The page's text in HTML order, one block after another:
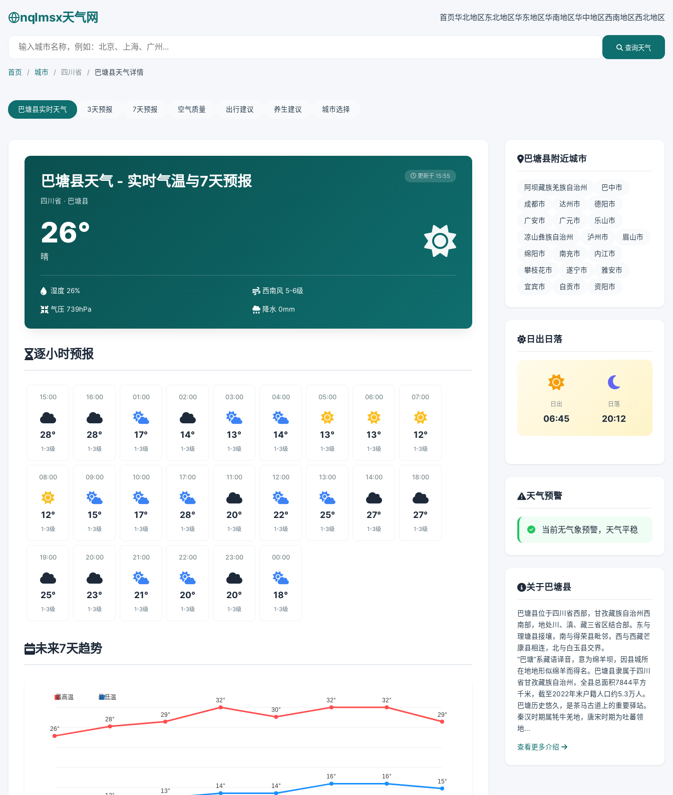
nqlmsx天气网 首页华北地区东北地区华东地区华南地区华中地区西南地区西北地区
查询天气
首页 / 城市 / 四川省 / 巴塘县天气详情
巴塘县实时天气 3天预报 7天预报 空气质量 出行建议 养生建议 城市选择
巴塘县天气 - 实时气温与7天预报
四川省 · 巴塘县
更新于 15:55
26°
晴
湿度 26% 西南风 5-6级
气压 739hPa 降水 0mm
逐小时预报
15:00
28°
1-3级
16:00
28°
1-3级
01:00
17°
1-3级
02:00
14°
1-3级
03:00
13°
1-3级
04:00
14°
1-3级
05:00
13°
1-3级
06:00
13°
1-3级
07:00
12°
1-3级
08:00
12°
1-3级
09:00
15°
1-3级
10:00
17°
1-3级
17:00
28°
1-3级
11:00
20°
1-3级
12:00
22°
1-3级
13:00
25°
1-3级
14:00
27°
1-3级
18:00
27°
1-3级
19:00
25°
1-3级
20:00
23°
1-3级
21:00
21°
1-3级
22:00
20°
1-3级
23:00
20°
1-3级
00:00
18°
1-3级
未来7天趋势
巴塘县附近城市
阿坝藏族羌族自治州 巴中市
成都市 达州市 德阳市
广安市 广元市 乐山市
凉山彝族自治州 泸州市 眉山市
绵阳市 南充市 内江市
攀枝花市 遂宁市 雅安市
宜宾市 自贡市 资阳市
日出日落
日出
06:45
日落
20:12
天气预警
当前无气象预警，天气平稳
关于巴塘县
巴塘县位于四川省西部，甘孜藏族自治州西
南部，地处川、滇、藏三省区结合部。东与
理塘县接壤，南与得荣县毗邻，西与西藏芒
康县相连，北与白玉县交界。
“巴塘”系藏语译音，意为绵羊坝，因县城所
在地地形似绵羊而得名。巴塘县隶属于四川
省甘孜藏族自治州，全县总面积7844平方
千米，截至2022年末户籍人口约5.3万人。
巴塘历史悠久，是茶马古道上的重要驿站。
秦汉时期属牦牛羌地，唐宋时期为吐蕃领
地...
查看更多介绍